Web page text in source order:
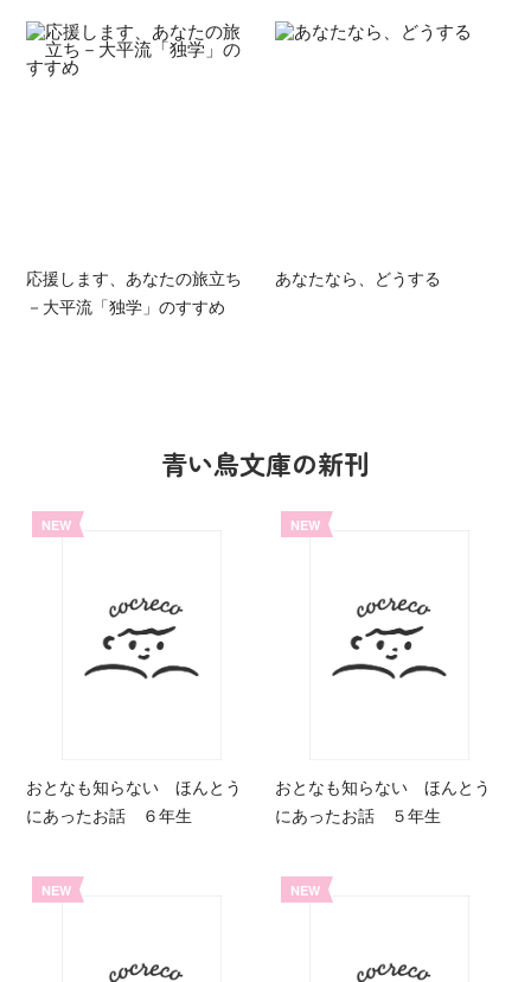
応援します、あなたの旅立ち
－大平流「独学」のすすめ
あなたなら、どうする
青い鳥文庫の新刊
NEW
おとなも知らない ほんとう
にあったお話 ６年生
NEW
おとなも知らない ほんとう
にあったお話 ５年生
NEW NEW